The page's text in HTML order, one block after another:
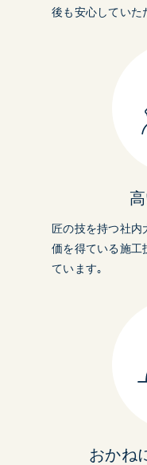
後も安心していた
匠の技を持つ社
価を得ている施工
ています｡
おかね